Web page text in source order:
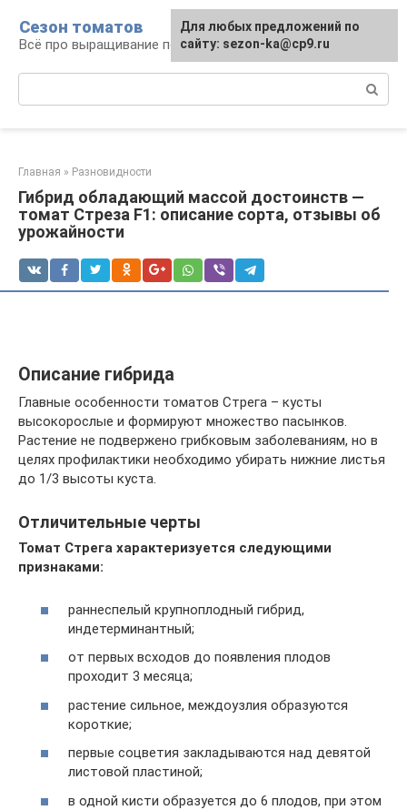
контенту
Сезон томатов
Всё про выращивание помидоров
Главная » Разновидности
Гибрид обладающий массой достоинств —
томат Стреза F1: описание сорта, отзывы об
урожайности
Описание гибрида
Главные особенности томатов Стрега – кусты
высокорослые и формируют множество пасынков.
Растение не подвержено грибковым заболеваниям, но в
целях профилактики необходимо убирать нижние листья
до 1/3 высоты куста.
Отличительные черты
Томат Стрега характеризуется следующими
признаками:
раннеспелый крупноплодный гибрид,
индетерминантный;
от первых всходов до появления плодов
проходит 3 месяца;
растение сильное, междоузлия образуются
короткие;
первые соцветия закладываются над девятой
листовой пластиной;
в одной кисти образуется до 6 плодов, при этом
Для любых предложений по
сайту: sezon-ka@cp9.ru